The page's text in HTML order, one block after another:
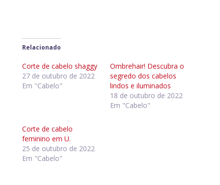
Relacionado
Corte de cabelo shaggy
27 de outubro de 2022
Em "Cabelo"
Ombrehair! Descubra o
segredo dos cabelos
lindos e iluminados
18 de outubro de 2022
Em "Cabelo"
Corte de cabelo
feminino em U.
25 de outubro de 2022
Em "Cabelo"